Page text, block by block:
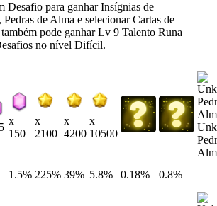
Desafio para ganhar Insígnias de
de Alma e selecionar Cartas de
pode ganhar Lv 9 Talento Runa
no nível Difícil.
x
150
x
2100
x
4200
x
10500
1.5% 225% 39% 5.8% 0.18% 0.8%